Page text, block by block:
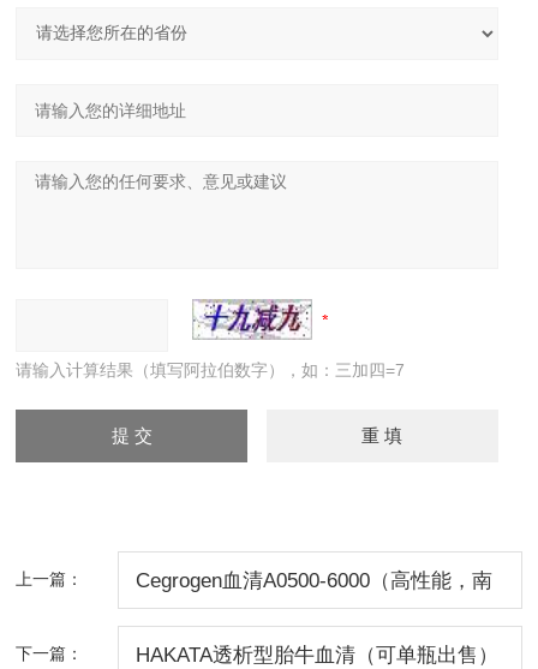
请输入计算结果（填写阿拉伯数字），如：三加四=7
上一篇： Cegrogen血清A0500-6000（高性能，南
下一篇： HAKATA透析型胎牛血清（可单瓶出售）